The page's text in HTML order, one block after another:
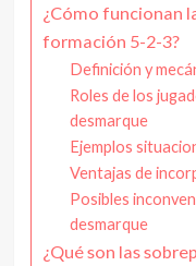
¿Cómo funcionan
formación 5-2-3?
Definición y
Roles de los
desmarque
Ejemplos
Ventajas de
Posibles
desmarque
¿Qué son las